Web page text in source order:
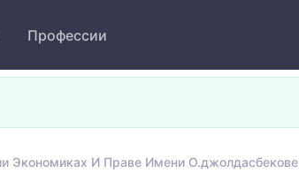
Профессии
Экономиках И Праве Имени О.джолдасбекове